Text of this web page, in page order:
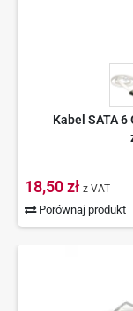
Kabel SATA
18,50 zł z VAT
Porównaj produkt